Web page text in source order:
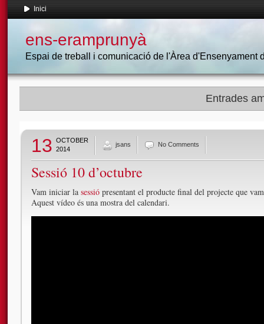
Inici
ens-eramprunyà
Espai de treball i comunicació de l'Àrea d'Ensenyament
Entrades
13 OCTOBER
2014
jsans No Comments
Sessió 10 d’octubre
Vam iniciar la sessió presentant el producte final del projecte que
Aquest vídeo és una mostra del calendari.